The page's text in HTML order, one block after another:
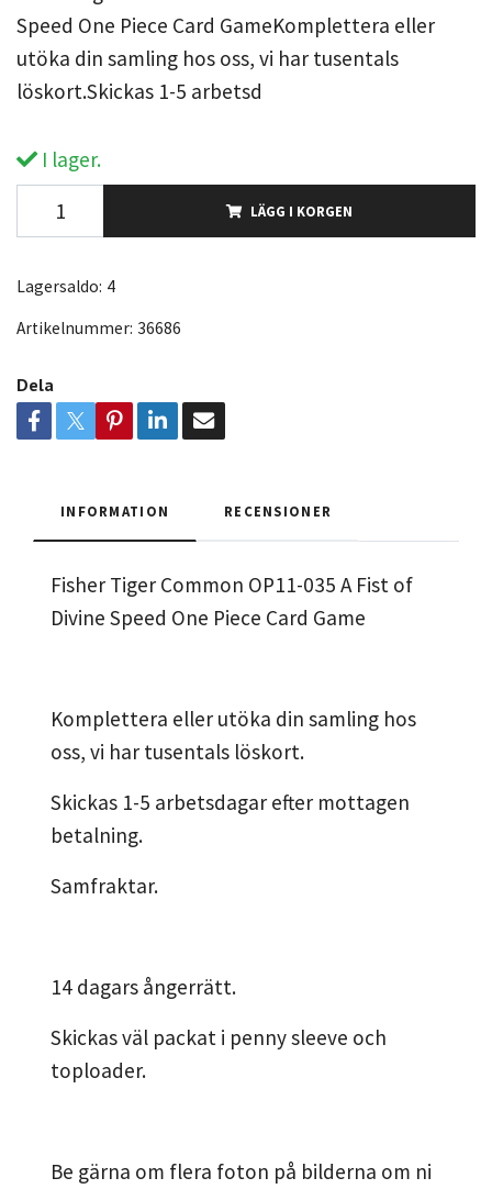
Speed One Piece Card GameKomplettera eller
utöka din samling hos oss, vi har tusentals
löskort.Skickas 1-5 arbetsd
I lager.
LÄGG I KORGEN
Lagersaldo: 4
Artikelnummer: 36686
Dela
INFORMATION RECENSIONER
Fisher Tiger Common OP11-035 A Fist of
Divine Speed One Piece Card Game
Komplettera eller utöka din samling hos
oss, vi har tusentals löskort.
Skickas 1-5 arbetsdagar efter mottagen
betalning.
Samfraktar.
14 dagars ångerrätt.
Skickas väl packat i penny sleeve och
toploader.
Be gärna om flera foton på bilderna om ni